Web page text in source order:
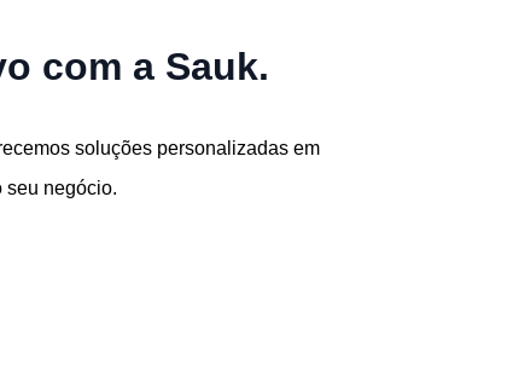
com a Sauk.
soluções personalizadas em
seu negócio.